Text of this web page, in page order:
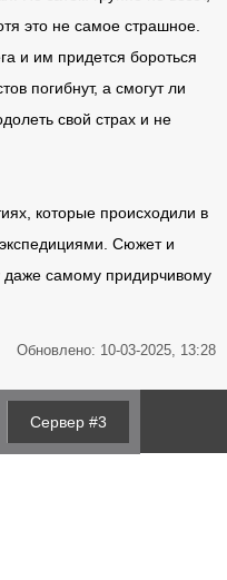
это не самое страшное.
и им придется бороться
погибнут, а смогут ли
свой страх и не
которые происходили в
Сюжет и
даже самому придирчивому
Обновлено: 10-03-2025, 13:28
Сервер #3